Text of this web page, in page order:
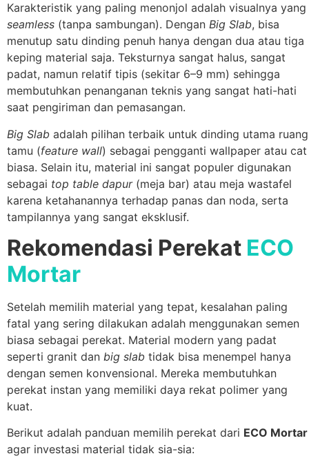
Karakteristik yang paling menonjol adalah visualnya yang
seamless (tanpa sambungan). Dengan Big Slab, bisa
menutup satu dinding penuh hanya dengan dua atau tiga
keping material saja. Teksturnya sangat halus, sangat
padat, namun relatif tipis (sekitar 6–9 mm) sehingga
membutuhkan penanganan teknis yang sangat hati-hati
saat pengiriman dan pemasangan.
Big Slab adalah pilihan terbaik untuk dinding utama ruang
tamu (feature wall) sebagai pengganti wallpaper atau cat
biasa. Selain itu, material ini sangat populer digunakan
sebagai top table dapur(meja bar) atau meja wastafel
karena ketahanannya terhadap panas dan noda, serta
tampilannya yang sangat eksklusif.
Rekomendasi Perekat ECO
Mortar
Setelah memilih material yang tepat, kesalahan paling
fatal yang sering dilakukan adalah menggunakan semen
biasa sebagai perekat. Material modern yang padat
seperti granit dan big slab tidak bisa menempel hanya
dengan semen konvensional. Mereka membutuhkan
perekat instan yang memiliki daya rekat polimer yang
kuat.
Berikut adalah panduan memilih perekat dari ECO Mortar
agar investasi material tidak sia-sia: